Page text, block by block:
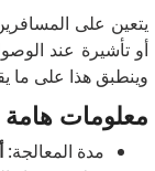
يتعين على
أو تأشيرة عند
وينطبق هذا على ما
معلومات هامة
مدة المعالجة: